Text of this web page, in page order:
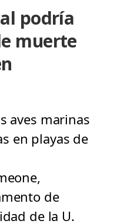
podría
muerte
aves marinas
en playas de
de
de la U.